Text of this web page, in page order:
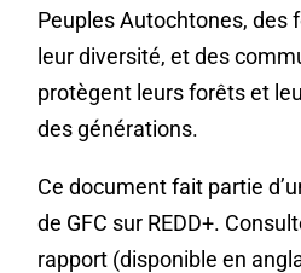
Peuples Autochtones, des
leur diversité, et des
protègent leurs forêts et
des générations.
Ce document fait partie
de GFC sur REDD+.
rapport (disponible en